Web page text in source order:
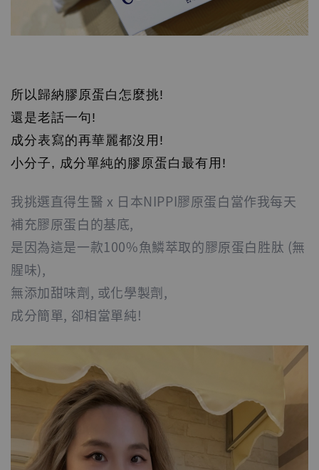
所以歸納膠原蛋白怎麼挑!
還是老話一句!
成分表寫的再華麗都沒用!
小分子, 成分單純的膠原蛋白最有用!
我挑選直得生醫 x 日本NIPPI膠原蛋白當作我每天
補充膠原蛋白的基底,
是因為這是一款100%魚鱗萃取的膠原蛋白胜肽 (無
腥味),
無添加甜味劑, 或化學製劑,
成分簡單, 卻相當單純!